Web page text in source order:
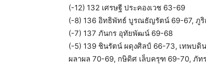
(-12) 132 เศรษฐี ประคองเวช 63-69
(-8) 136 อิทธิพัทธ์ บูรณธัญรัตน์ 69-67, ภู
(-7) 137 ภันกร อุทัยพัฒน์ 69-68
(-5) 139 ชินรัตน์ ผดุงศิลป์ 66-73, เทพบ
ผลาผล 70-69, กษิดิศ เล็บครุฑ 69-70, ภั